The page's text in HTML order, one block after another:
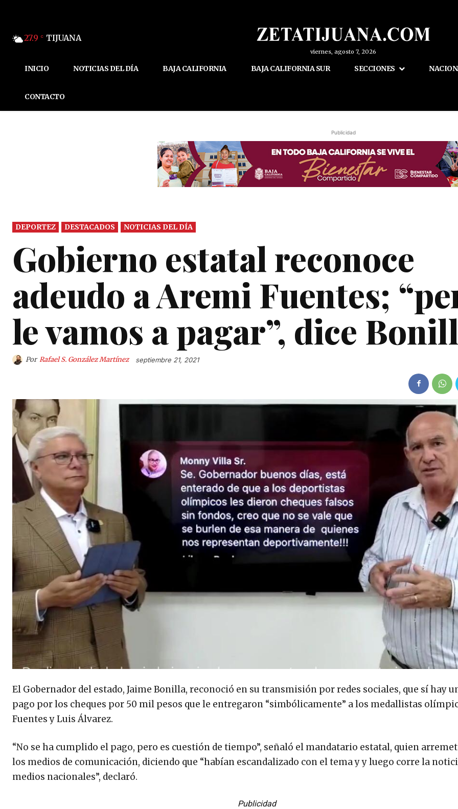
27.9 C TIJUANA
viernes, agosto 7, 2026
INICIO NOTICIAS DEL DÍA BAJA CALIFORNIA BAJA CALIFORNIA SUR SECCIONES
CONTACTO
Publicidad
DEPORTEZ DESTACADOS NOTICIAS DEL DÍA
Gobierno estatal reconoce
adeudo a Aremi Fuentes;
le vamos a pagar”, dice
Por Rafael S. González Martínez septiembre 21, 2021
El Gobernador del estado, Jaime Bonilla, reconoció en su transmisión por redes sociales, que sí hay
pago por los cheques por 50 mil pesos que le entregaron “simbólicamente” a los medallistas
Fuentes y Luis Álvarez.
“No se ha cumplido el pago, pero es cuestión de tiempo”, señaló el mandatario estatal, quien
los medios de comunicación, diciendo que “habían escandalizado con el tema y y luego corre la
medios nacionales”, declaró.
Publicidad